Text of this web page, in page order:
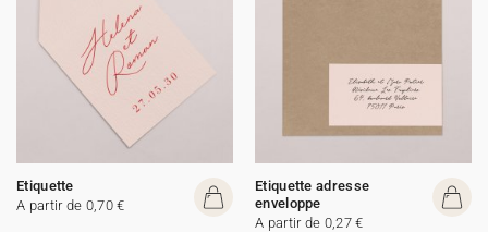
Etiquette
A partir de 0,70 €
Etiquette adresse
enveloppe
A partir de 0,27 €